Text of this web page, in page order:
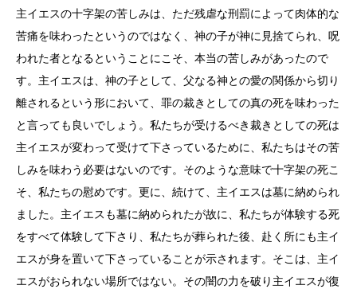
主イエスの十字架の苦しみは、ただ残虐な刑罰によって肉体的な
苦痛を味わったというのではなく、神の子が神に見捨てられ、呪
われた者となるということにこそ、本当の苦しみがあったので
す。主イエスは、神の子として、父なる神との愛の関係から切り
離されるという形において、罪の裁きとしての真の死を味わった
と言っても良いでしょう。私たちが受けるべき裁きとしての死は
主イエスが変わって受けて下さっているために、私たちはその苦
しみを味わう必要はないのです。そのような意味で十字架の死こ
そ、私たちの慰めです。更に、続けて、主イエスは墓に納められ
ました。主イエスも墓に納められたが故に、私たちが体験する死
をすべて体験して下さり、私たちが葬られた後、赴く所にも主イ
エスが身を置いて下さっていることが示されます。そこは、主イ
エスがおられない場所ではない。その闇の力を破り主イエスが復